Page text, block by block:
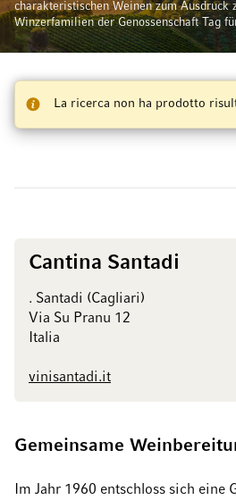
charakteristischen Weinen zum Ausdruck
Winzerfamilien der Genossenschaft Tag
La ricerca non ha prodotto
Cantina Santadi
. Santadi (Cagliari)
Via Su Pranu 12
Italia
vinisantadi.it
Gemeinsame
Im Jahr 1960 entschloss sich eine